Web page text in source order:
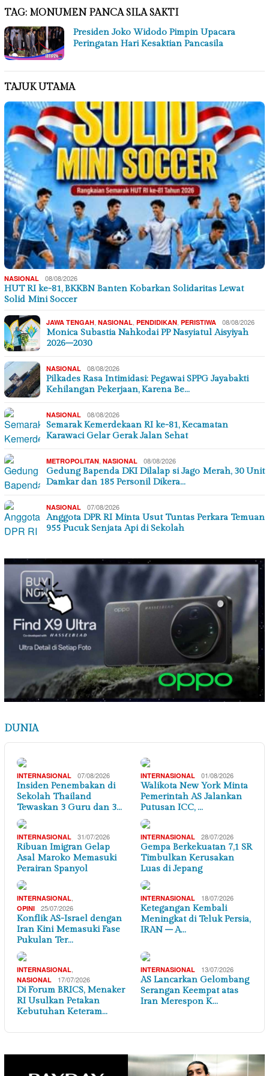
TAG: MONUMEN PANCA SILA SAKTI
Presiden Joko Widodo Pimpin Upacara
Peringatan Hari Kesaktian Pancasila
TAJUK UTAMA
NASIONAL 08/08/2026
HUT RI ke-81, BKKBN Banten Kobarkan Solidaritas Lewat
Solid Mini Soccer
JAWA TENGAH NASIONAL PENDIDIKAN PERISTIWA 08/08/2026
Monica Subastia Nahkodai PP Nasyiatul Aisyiyah
2026–2030
NASIONAL 08/08/2026
Pilkades Rasa Intimidasi: Pegawai SPPG Jayabakti
Kehilangan Pekerjaan, Karena Be…
NASIONAL 08/08/2026
Semarak Kemerdekaan RI ke-81, Kecamatan
Karawaci Gelar Gerak Jalan Sehat
METROPOLITAN NASIONAL 08/08/2026
Gedung Bapenda DKI Dilalap si Jago Merah, 30 Unit
Damkar dan 185 Personil Dikera…
NASIONAL 07/08/2026
Anggota DPR RI Minta Usut Tuntas Perkara Temuan
955 Pucuk Senjata Api di Sekolah
DUNIA
INTERNASIONAL 07/08/2026
Insiden Penembakan di
Sekolah Thailand
Tewaskan 3 Guru dan 3…
INTERNASIONAL 01/08/2026
Walikota New York Minta
Pemerintah AS Jalankan
Putusan ICC, …
INTERNASIONAL 31/07/2026
Ribuan Imigran Gelap
Asal Maroko Memasuki
Perairan Spanyol
INTERNASIONAL 28/07/2026
Gempa Berkekuatan 7,1 SR
Timbulkan Kerusakan
Luas di Jepang
INTERNASIONAL
OPINI 25/07/2026
Konflik AS-Israel dengan
Iran Kini Memasuki Fase
Pukulan Ter…
INTERNASIONAL 18/07/2026
Ketegangan Kembali
Meningkat di Teluk Persia,
IRAN – A…
INTERNASIONAL
NASIONAL 17/07/2026
Di Forum BRICS, Menaker
RI Usulkan Petakan
Kebutuhan Keteram…
INTERNASIONAL 13/07/2026
AS Lancarkan Gelombang
Serangan Keempat atas
Iran Merespon K…